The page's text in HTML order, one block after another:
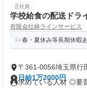
正社員
学校給食の配送ドラ
有限会社林ラインサービス
春・夏休み等長期休暇
〒361-0056埼玉県行
日給1万2000円
求めている人材 ◎要